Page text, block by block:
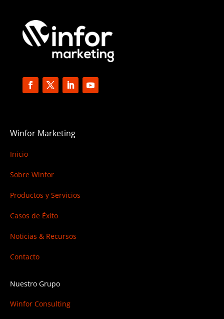
Winfor Marketing
Inicio
Sobre Winfor
Productos y Servicios
Casos de Éxito
Noticias & Recursos
Contacto
Nuestro Grupo
Winfor Consulting